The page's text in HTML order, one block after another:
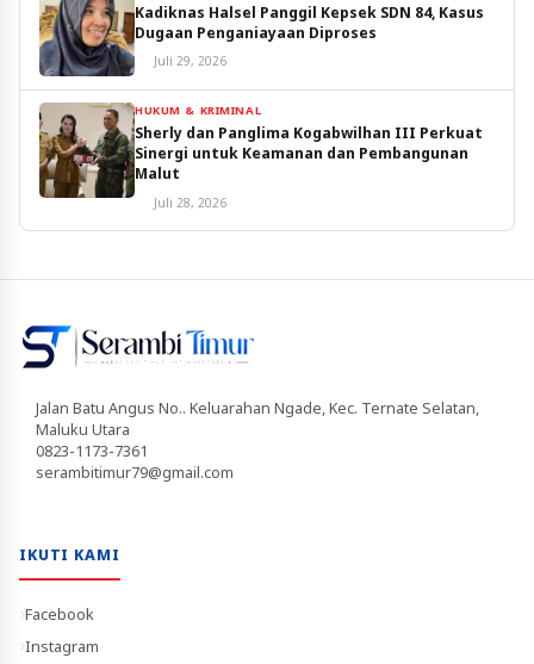
Kadiknas Halsel Panggil Kepsek SDN 84, Kasus
Dugaan Penganiayaan Diproses
Juli 29, 2026
HUKUM & KRIMINAL
Sherly dan Panglima Kogabwilhan III Perkuat
Sinergi untuk Keamanan dan Pembangunan
Malut
Juli 28, 2026
Jalan Batu Angus No.. Keluarahan Ngade, Kec. Ternate Selatan,
Maluku Utara
0823-1173-7361
serambitimur79@gmail.com
IKUTI KAMI
Facebook
Instagram